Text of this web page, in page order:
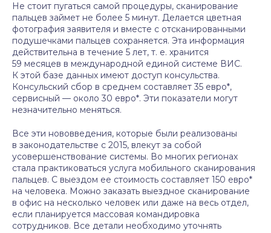
Не стоит пугаться самой процедуры, сканирование
пальцев займет не более 5 минут. Делается цветная
фотография заявителя и вместе с отсканированными
подушечками пальцев сохраняется. Эта информация
действительна в течение 5 лет, т. е. хранится
59 месяцев в международной единой системе ВИС.
К этой базе данных имеют доступ консульства.
Консульский сбор в среднем составляет 35 евро*,
сервисный — около 30 евро*. Эти показатели могут
незначительно меняться.
Все эти нововведения, которые были реализованы
в законодательстве с 2015, влекут за собой
усовершенствование системы. Во многих регионах
стала практиковаться услуга мобильного сканирования
пальцев. С выездом ее стоимость составляет 150 евро*
на человека. Можно заказать выездное сканирование
в офис на несколько человек или даже на весь отдел,
если планируется массовая командировка
сотрудников. Все детали необходимо уточнять